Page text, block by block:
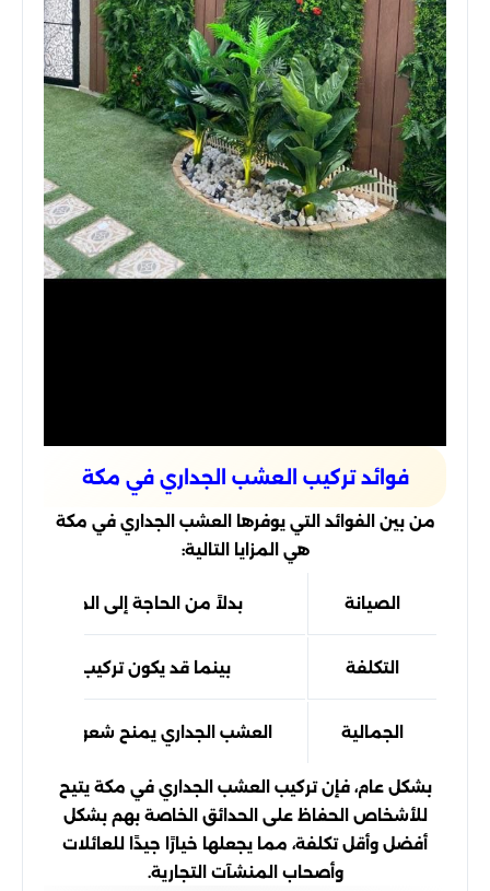
فوائد تركيب العشب الجداري في مكة
من بين الفوائد التي يوفرها العشب الجداري في مكة
هي المزايا التالية:
الصيانة بدلاً من الحاجة إلى الماء
التكلفة بينما قد يكون تركيب العشب
الجمالية العشب الجداري يمنح شعورًا
بشكل عام، فإن تركيب العشب الجداري في مكة يتيح
للأشخاص الحفاظ على الحدائق الخاصة بهم بشكل
أفضل وأقل تكلفة، مما يجعلها خيارًا جيدًا للعائلات
وأصحاب المنشآت التجارية.